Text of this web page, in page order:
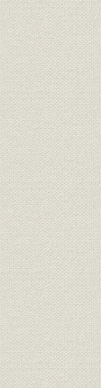
新規立地工
青果物の銘
預金金利
対応
女子制服の
会長・頭取
辺幸男(第4
亀井謙二(
バブル崩
策
当行設置の